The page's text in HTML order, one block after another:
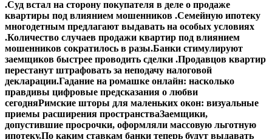
.Суд встал на сторону покупателя в деле о продаже
квартиры под влиянием мошенников .Семейную ипотеку
многодетным предлагают выдавать на особых условиях
.Количество случаев продажи квартир под влиянием
мошенников сократилось в разы.Банки стимулируют
заемщиков быстрее проводить сделки .Продавцов квартир
перестанут штрафовать за неподачу налоговой
декларации.Гадание на ромашке онлайн: насколько
правдивы цифровые предсказания о любви
сегодняРимские шторы для маленьких окон: визуальные
приемы расширения пространстваЗаемщики,
допустившие просрочки, оформляли массовую льготную
ипотеку.По каким ставкам банки теперь будут выдавать